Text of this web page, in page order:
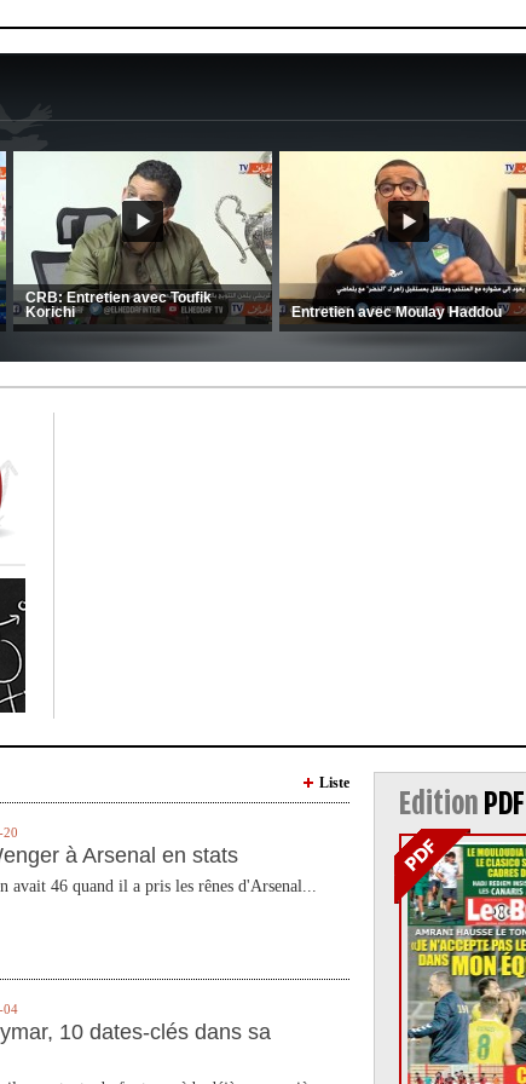
CSC: La préparation des hommes
d’Amrani se poursuit en Tunisie
MCA: Kaci-Saïd évoque le large
succès du Mouloudia face au FC
MFM
Liste
20
à Arsenal en stats
avait 46 quand il a pris les rênes d'Arsenal...
04
10 dates-clés dans sa
Edition PDF